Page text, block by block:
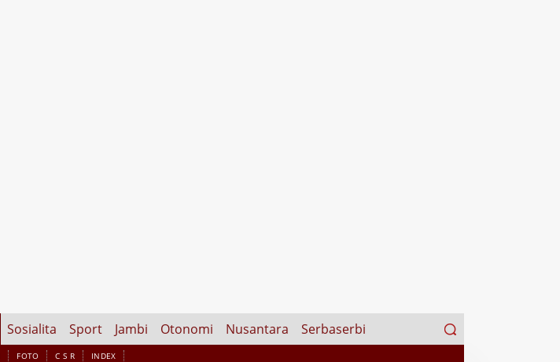
Sosialita Sport Jambi Otonomi Nusantara Serbaserbi
Search
for:
FOTO C S R INDEX